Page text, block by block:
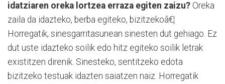
idatziaren oreka lortzea erraza egiten zaizu? Oreka
zaila da idazteko, berba egiteko, bizitzekoâ€¦
Horregatik, sinesgarritasunean sinesten dut gehiago. Ez
dut uste idazteko soilik edo hitz egiteko soilik letrak
existitzen direnik. Sinesteko, sentitzeko edota
bizitzeko testuak idazten saiatzen naiz. Horregatik